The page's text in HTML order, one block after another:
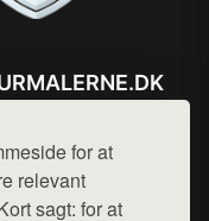
for at
relevant
sagt: for at
hej@want.dk
og privatlivspolitik